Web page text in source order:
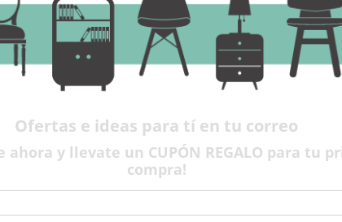
- + Añadir al
Ver opciones
IVA incluido en el precio
Transporte:
36,30€
Plazo de entrega aproximado:
Ofertas e ideas para tí en tu correo
ahora y llevate un CUPÓN REGALO para tu
compra!